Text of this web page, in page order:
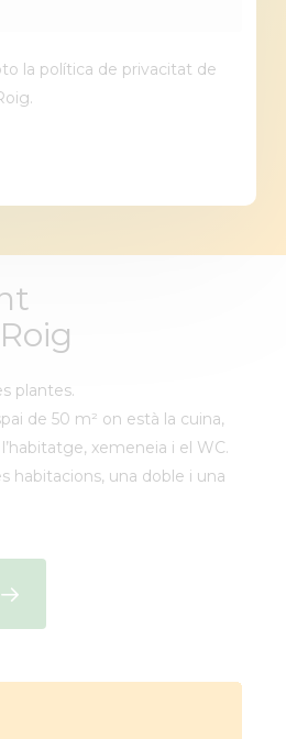
la política de privacitat de
plantes.
de 50 m² on està la cuina,
xemeneia i el WC.
habitacions, una doble i una